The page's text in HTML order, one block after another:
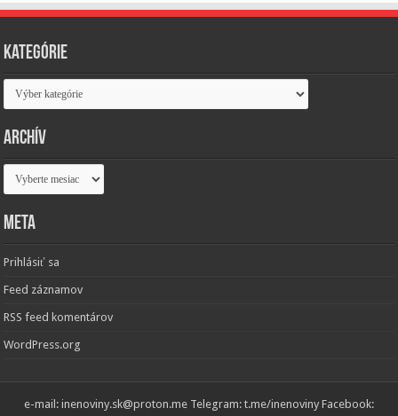
Kategórie
Kategórie
Archív
Archív
Meta
Prihlásiť sa
Feed záznamov
RSS feed komentárov
WordPress.org
e-mail: inenoviny.sk@proton.me Telegram: t.me/inenoviny Facebook: